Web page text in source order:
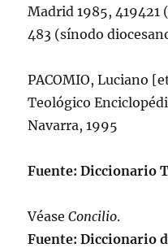
Madrid 1985,
483 (sí­nodo
PACOMIO, Luciano
Teológico
Navarra, 1995
Fuente: Diccionario
VéaseConcilio.
Fuente: Diccionario